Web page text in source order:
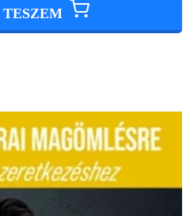
price
was:
44990 Ft.
price
is:
40000 Ft.